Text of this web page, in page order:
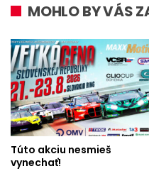
MOHLO BY VÁS
Túto akciu nesmieš
vynechať!